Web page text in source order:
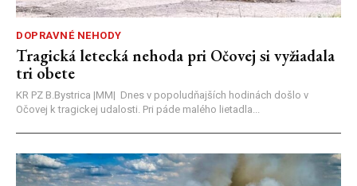
DOPRAVNÉ NEHODY
Tragická letecká nehoda pri Očovej si vyžiadala
tri obete
KR PZ B.Bystrica |MM| Dnes v popoludňajších hodinách došlo v
Očovej k tragickej udalosti. Pri páde malého lietadla...